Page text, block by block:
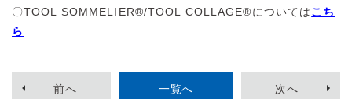
〇TOOL SOMMELIER®/TOOL COLLAGE®についてはこち
ら
前へ 一覧へ 次へ